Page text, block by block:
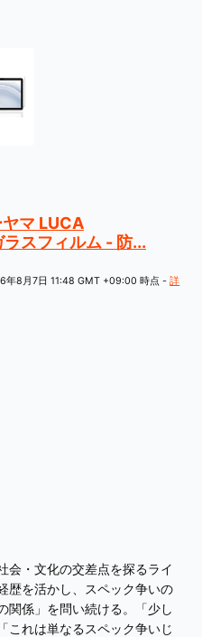
ヤマ LUCA
スフィルム - 防...
年8月7日 11:48 GMT +09:00 時点 -詳
会・文化の交差点を探るライ
歴を活かし、スペック争いの
関係」を問い続ける。「少し
これは単なるスペック争いじ